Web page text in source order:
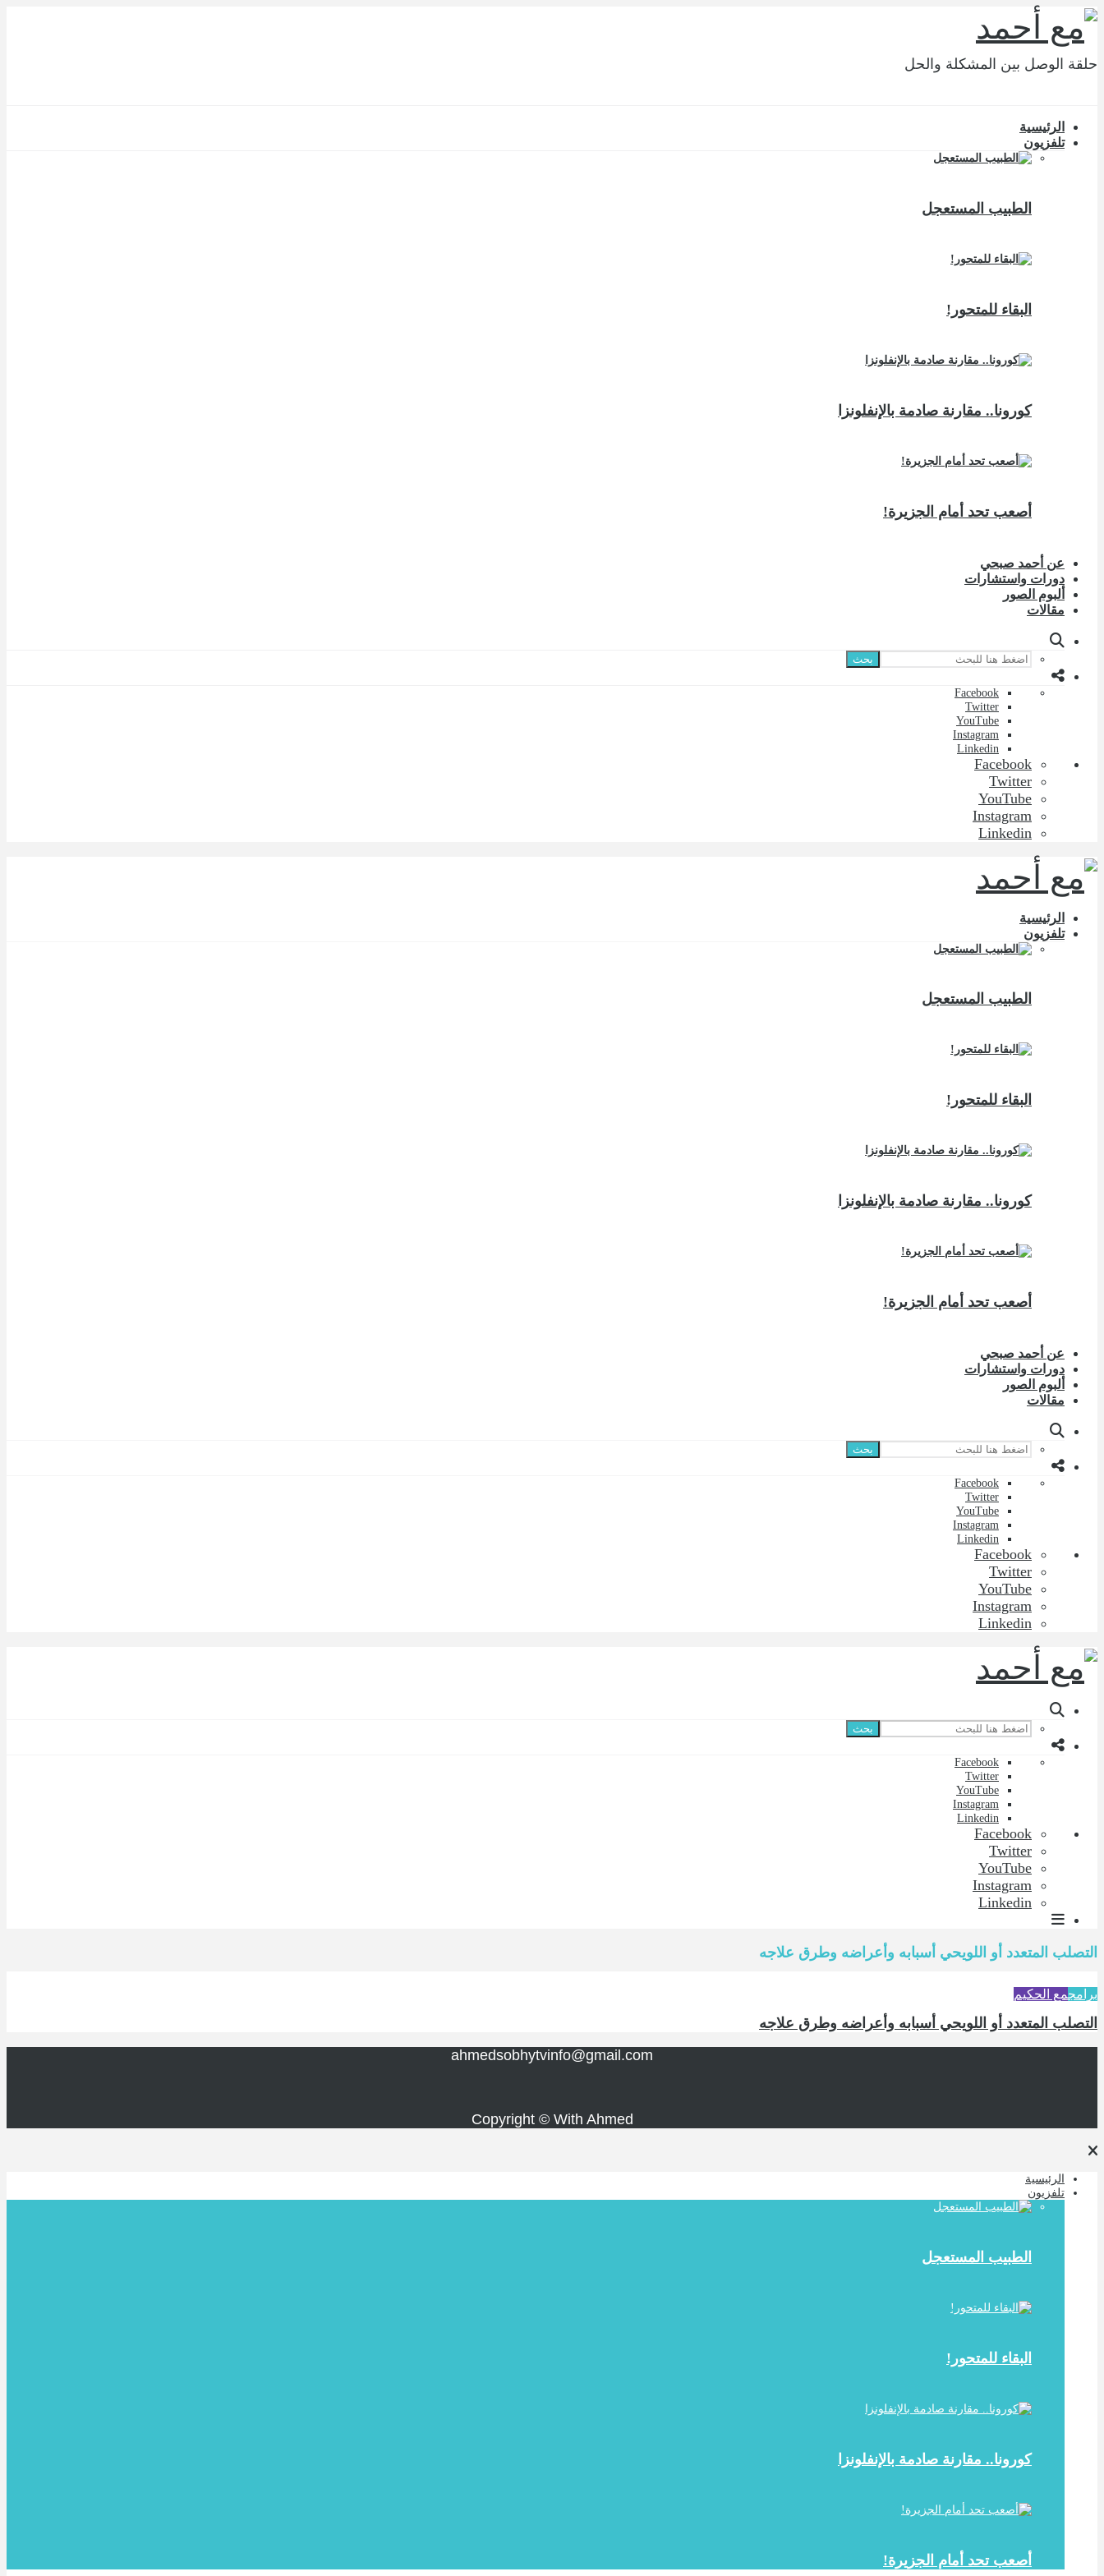
حلقة الوصل بين المشكلة والحل
الرئيسية
تلفزيون
الطبيب المستعجل
البقاء للمتحور!
كورونا.. مقارنة صادمة بالإنفلونزا
أصعب تحد أمام الجزيرة!
عن أحمد صبحي
دورات واستشارات
ألبوم الصور
مقالات
بحث
Facebook
Twitter
YouTube
Instagram
Linkedin
Facebook
Twitter
YouTube
Instagram
Linkedin
الرئيسية
تلفزيون
الطبيب المستعجل
البقاء للمتحور!
كورونا.. مقارنة صادمة بالإنفلونزا
أصعب تحد أمام الجزيرة!
عن أحمد صبحي
دورات واستشارات
ألبوم الصور
مقالات
بحث
Facebook
Twitter
YouTube
Instagram
Linkedin
Facebook
Twitter
YouTube
Instagram
Linkedin
بحث
Facebook
Twitter
YouTube
Instagram
Linkedin
Facebook
Twitter
YouTube
Instagram
Linkedin
التصلب المتعدد أو اللويحي أسبابه وأعراضه وطرق علاجه
برامجمع الحكيم
التصلب المتعدد أو اللويحي أسبابه وأعراضه وطرق علاجه
ahmedsobhytvinfo@gmail.com
Copyright © With Ahmed
الرئيسية
تلفزيون
الطبيب المستعجل
البقاء للمتحور!
كورونا.. مقارنة صادمة بالإنفلونزا
أصعب تحد أمام الجزيرة!